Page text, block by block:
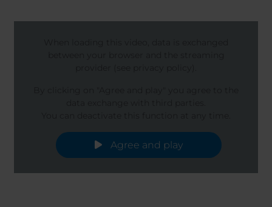
Agree and play